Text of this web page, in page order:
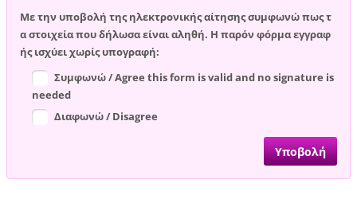
Με την υποβολή της ηλεκτρονικής αίτησης συμφωνώ πως τ
α στοιχεία που δήλωσα είναι αληθή. Η παρόν φόρμα εγγραφ
ής ισχύει χωρίς υπογραφή:
Συμφωνώ / Agree this form is valid and no signature is
needed
Διαφωνώ / Disagree